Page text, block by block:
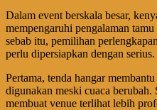
Dalam event berskala besar,
mempengaruhi pengalaman
sebab itu, pemilihan
perlu dipersiapkan dengan serius.
Pertama, tenda hangar
digunakan meski cuaca
membuat venue terlihat lebih